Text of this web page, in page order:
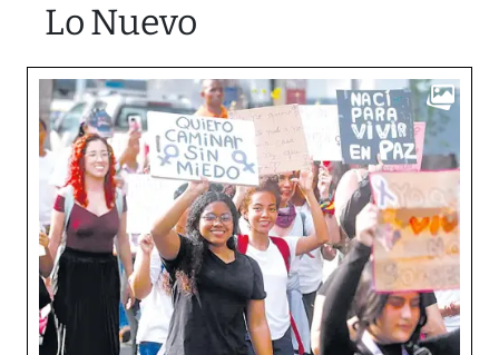
Lo Nuevo